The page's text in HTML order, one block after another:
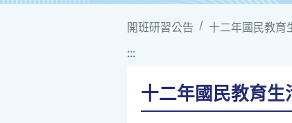
開班研習公告
十二年國民教育
:::
十二年國民教育